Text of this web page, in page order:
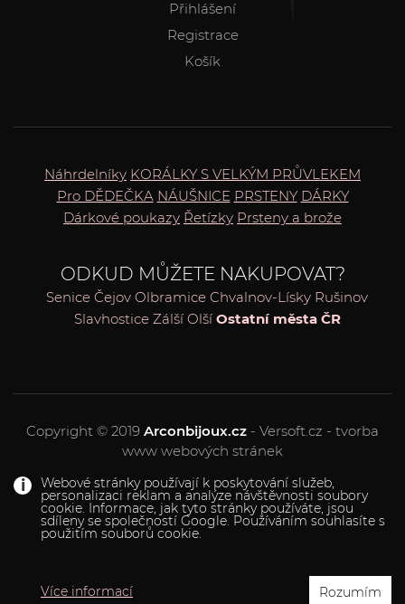
Webové stránky používají k poskytování služeb,
personalizaci reklam a analýze návštěvnosti soubory
cookie. Informace, jak tyto stránky používáte, jsou
sdíleny se společností Google. Používáním souhlasíte s
použitím souborů cookie.
Více informací Rozumím
Přihlášení
Registrace
Košík
Náhrdelníky KORÁLKY S VELKÝM PRŮVLEKEM
Pro DĚDEČKA NÁUŠNICE PRSTENY DÁRKY
Dárkové poukazy Řetízky Prsteny a brože
ODKUD MŮŽETE NAKUPOVAT?
Senice Čejov Olbramice Chvalnov-Lísky Rušinov
Slavhostice Zálší Olší Ostatní města ČR
Copyright © 2019 Arconbijoux.cz - Versoft.cz - tvorba
www webových stránek